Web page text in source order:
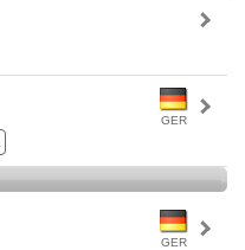
GER
GER